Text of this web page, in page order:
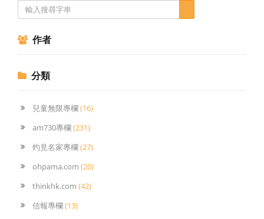
作者
分類
兒童無限專欄(16)
am730專欄(231)
灼見名家專欄(27)
ohpama.com (20)
thinkhk.com (42)
信報專欄(13)